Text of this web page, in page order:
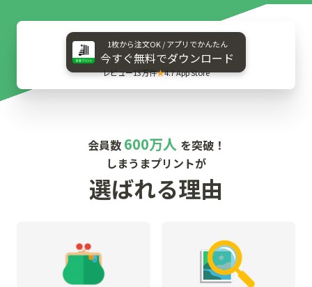
1枚から​注文OK / アプリで​かんたん
今すぐ​無料で​ダウンロード
レビュー13万件★4.7 App Store
会員数 600万人 を突破！
しまうまプリントが
選ばれる理由